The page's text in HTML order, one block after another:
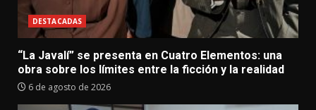
DESTACADAS
“La Javalí” se presenta en Cuatro Elementos: una
obra sobre los límites entre la ficción y la realidad
6 de agosto de 2026